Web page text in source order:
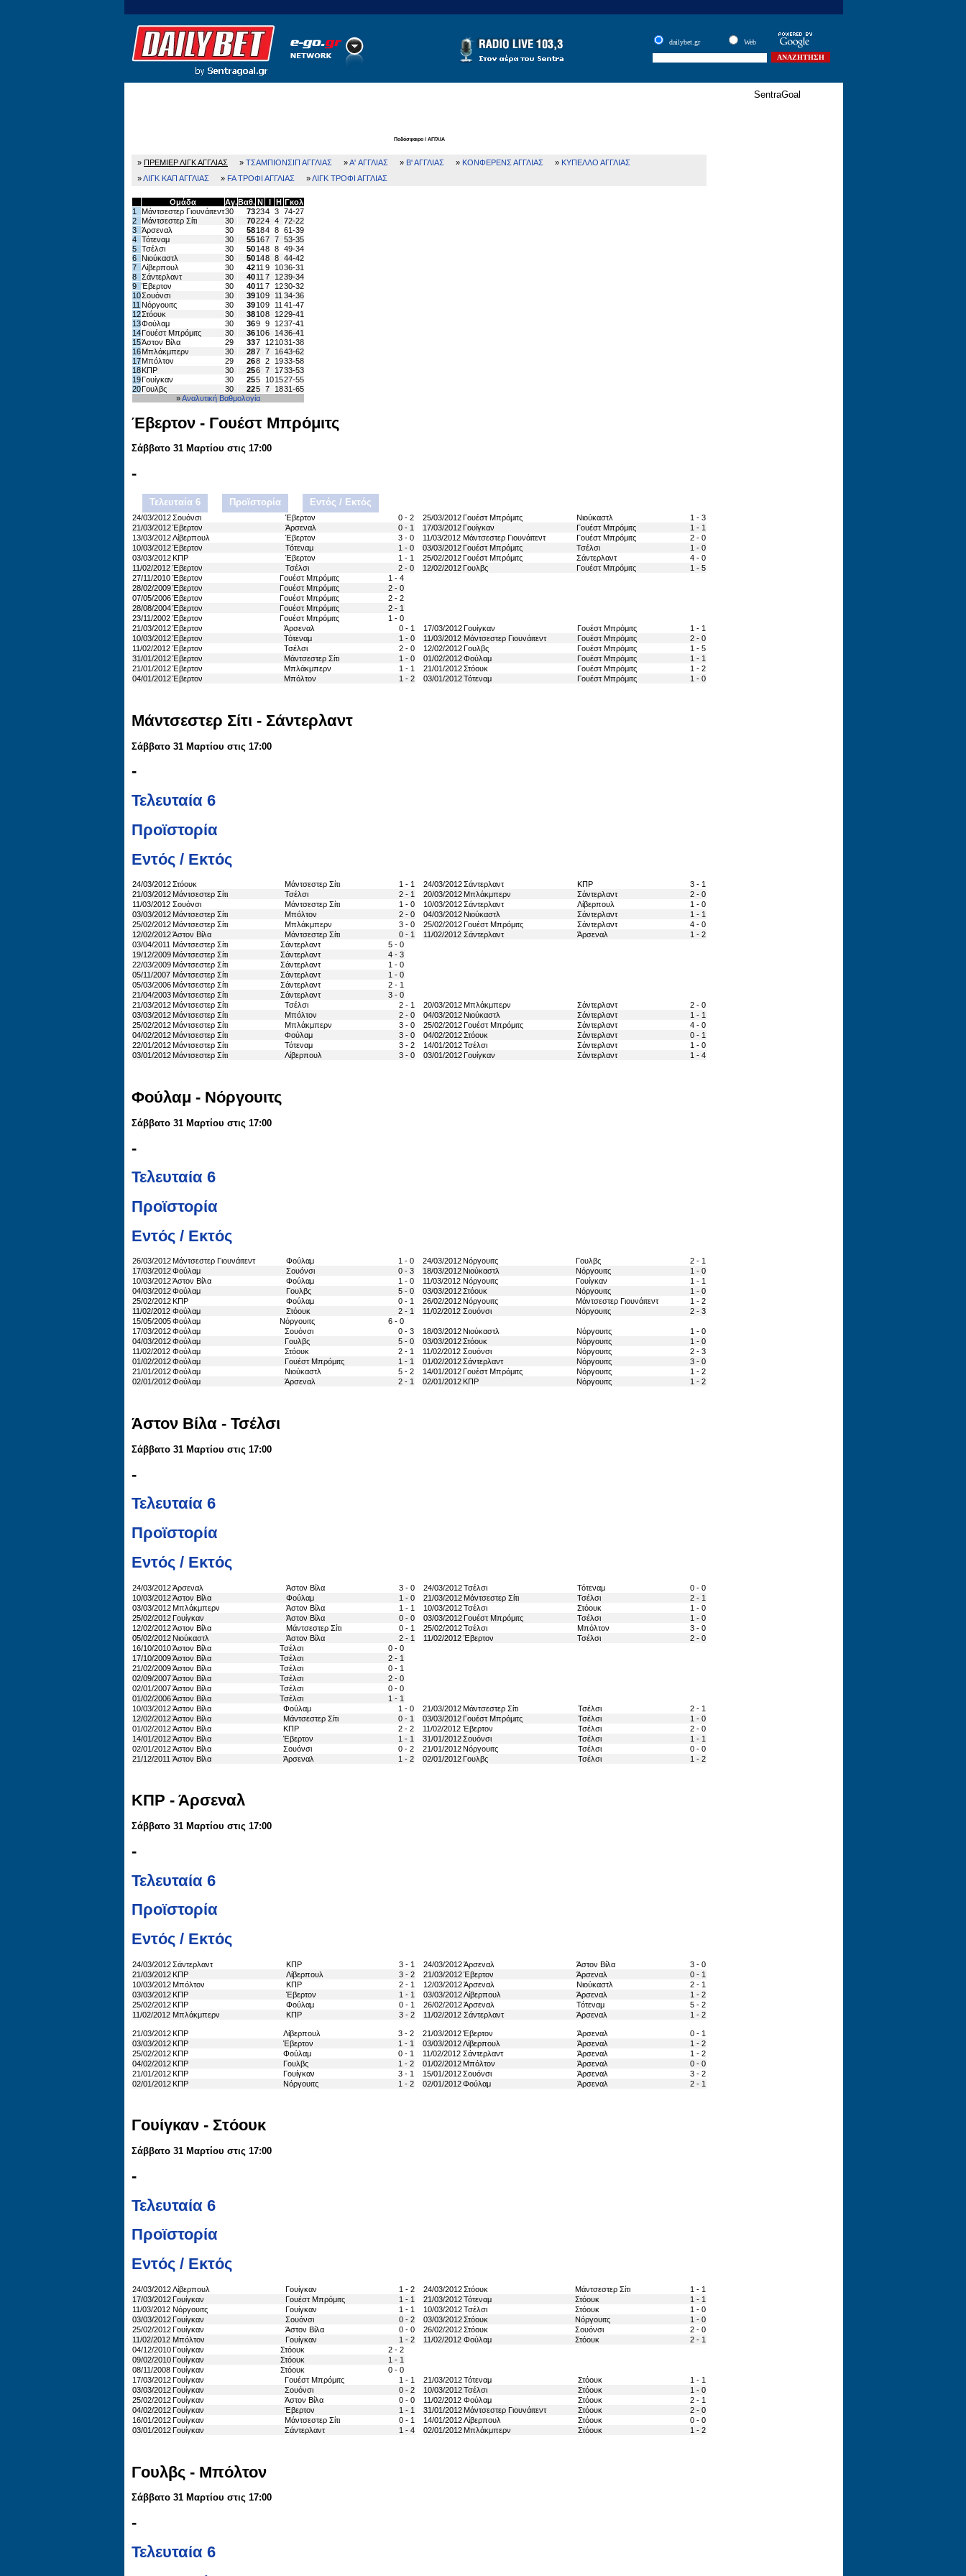
dailybet.gr Web
SentraGoal
Ποδόσφαιρο / ΑΓΓΛΙΑ
» ΠΡΕΜΙΕΡ ΛΙΓΚ ΑΓΓΛΙΑΣ » ΤΣΑΜΠΙΟΝΣΙΠ ΑΓΓΛΙΑΣ »A' ΑΓΓΛΙΑΣ » Β' ΑΓΓΛΙΑΣ » ΚΟΝΦΕΡΕΝΣ ΑΓΓΛΙΑΣ » ΚΥΠΕΛΛΟ ΑΓΓΛΙΑΣ
»ΛΙΓΚ ΚΑΠ ΑΓΓΛΙΑΣ » FA ΤΡΟΦΙ ΑΓΓΛΙΑΣ »ΛΙΓΚ ΤΡΟΦΙ ΑΓΓΛΙΑΣ
Ομάδα Αγ.Βαθ. Ν Ι Η Γκολ
1
Μάντσεστερ Γιουνάιτεντ30 73234 3 74-27
2
Μάντσεστερ Σίτι 30 70224 4 72-22
3 Άρσεναλ 30 58184 8 61-39
4 Τότεναμ 30 55167 7 53-35
5 Τσέλσι 30 50148 8 49-34
6
Νιούκαστλ 30 50148 8 44-42
7 Λίβερπουλ 30 4211 9 1036-31
8 Σάντερλαντ 30 4011 7 1239-34
9 Έβερτον 30 4011 7 1230-32
10Σουόνσι 30 39109 11 34-36
11 Νόργουιτς 30 39109 11 41-47
12Στόουκ 30 38108 1229-41
13Φούλαμ 30 369 9 1237-41
14Γουέστ Μπρόμιτς 30 36106 1436-41
15Άστον Βίλα 29 337 121031-38
16Μπλάκμπερν 30 287 7 1643-62
17Μπόλτον 29 268 2 1933-58
18ΚΠΡ 30 256 7 1733-53
19Γουίγκαν 30 255 101527-55
20Γουλβς 30 225 7 1831-65
»Αναλυτική Βαθμολογία
Έβερτον - Γουέστ Μπρόμιτς
Σάββατο 31 Μαρτίου στις 17:00
-
Τελευταία 6 Προϊστορία Εντός / Εκτός
24/03/2012Σουόνσι Έβερτον
0 - 2
21/03/2012Έβερτον Άρσεναλ
0 - 1
13/03/2012Λίβερπουλ Έβερτον
3 - 0
10/03/2012Έβερτον Τότεναμ
1 - 0
03/03/2012ΚΠΡ Έβερτον
1 - 1
11/02/2012 Έβερτον Τσέλσι 2 - 0
25/03/2012Γουέστ Μπρόμιτς Νιούκαστλ
1 - 3
17/03/2012 Γουίγκαν Γουέστ Μπρόμιτς
1 - 1
11/03/2012 Μάντσεστερ Γιουνάιτεντ Γουέστ Μπρόμιτς
2 - 0
03/03/2012 Γουέστ Μπρόμιτς Τσέλσι
1 - 0
25/02/2012Γουέστ Μπρόμιτς Σάντερλαντ
4 - 0
12/02/2012 Γουλβς Γουέστ Μπρόμιτς
1 - 5
27/11/2010 Έβερτον Γουέστ Μπρόμιτς
1 - 4
28/02/2009Έβερτον Γουέστ Μπρόμιτς
2 - 0
07/05/2006Έβερτον Γουέστ Μπρόμιτς
2 - 2
28/08/2004Έβερτον Γουέστ Μπρόμιτς
2 - 1
23/11/2002 Έβερτον Γουέστ Μπρόμιτς
1 - 0
21/03/2012Έβερτον Άρσεναλ
0 - 1
10/03/2012Έβερτον Τότεναμ
1 - 0
11/02/2012 Έβερτον Τσέλσι
2 - 0
31/01/2012Έβερτον Μάντσεστερ Σίτι
1 - 0
21/01/2012Έβερτον Μπλάκμπερν
1 - 1
04/01/2012Έβερτον Μπόλτον 1 - 2
17/03/2012Γουίγκαν Γουέστ Μπρόμιτς
1 - 1
11/03/2012 Μάντσεστερ Γιουνάιτεντ Γουέστ Μπρόμιτς
2 - 0
12/02/2012Γουλβς Γουέστ Μπρόμιτς
1 - 5
01/02/2012Φούλαμ Γουέστ Μπρόμιτς
1 - 1
21/01/2012Στόουκ Γουέστ Μπρόμιτς
1 - 2
03/01/2012Τότεναμ Γουέστ Μπρόμιτς 1 - 0
Μάντσεστερ Σίτι - Σάντερλαντ
Σάββατο 31 Μαρτίου στις 17:00
-
Τελευταία 6
Προϊστορία
Εντός / Εκτός
24/03/2012Στόουκ Μάντσεστερ Σίτι
1 - 1
21/03/2012 Μάντσεστερ Σίτι Τσέλσι
2 - 1
11/03/2012 Σουόνσι Μάντσεστερ Σίτι
1 - 0
03/03/2012 Μάντσεστερ Σίτι Μπόλτον
2 - 0
25/02/2012 Μάντσεστερ Σίτι Μπλάκμπερν
3 - 0
12/02/2012Άστον Βίλα Μάντσεστερ Σίτι 0 - 1
24/03/2012Σάντερλαντ ΚΠΡ
3 - 1
20/03/2012 Μπλάκμπερν Σάντερλαντ
2 - 0
10/03/2012Σάντερλαντ Λίβερπουλ
1 - 0
04/03/2012 Νιούκαστλ Σάντερλαντ
1 - 1
25/02/2012 Γουέστ Μπρόμιτς Σάντερλαντ
4 - 0
11/02/2012 Σάντερλαντ Άρσεναλ
1 - 2
03/04/2011 Μάντσεστερ Σίτι Σάντερλαντ
5 - 0
19/12/2009 Μάντσεστερ Σίτι Σάντερλαντ
4 - 3
22/03/2009 Μάντσεστερ Σίτι Σάντερλαντ
1 - 0
05/11/2007 Μάντσεστερ Σίτι Σάντερλαντ
1 - 0
05/03/2006 Μάντσεστερ Σίτι Σάντερλαντ
2 - 1
21/04/2003 Μάντσεστερ Σίτι Σάντερλαντ
3 - 0
21/03/2012 Μάντσεστερ Σίτι Τσέλσι
2 - 1
03/03/2012 Μάντσεστερ Σίτι Μπόλτον
2 - 0
25/02/2012 Μάντσεστερ Σίτι Μπλάκμπερν
3 - 0
04/02/2012 Μάντσεστερ Σίτι Φούλαμ
3 - 0
22/01/2012 Μάντσεστερ Σίτι Τότεναμ
3 - 2
03/01/2012 Μάντσεστερ Σίτι Λίβερπουλ 3 - 0
20/03/2012 Μπλάκμπερν Σάντερλαντ
2 - 0
04/03/2012 Νιούκαστλ Σάντερλαντ
1 - 1
25/02/2012 Γουέστ Μπρόμιτς Σάντερλαντ
4 - 0
04/02/2012Στόουκ Σάντερλαντ
0 - 1
14/01/2012Τσέλσι Σάντερλαντ
1 - 0
03/01/2012 Γουίγκαν Σάντερλαντ 1 - 4
Φούλαμ - Νόργουιτς
Σάββατο 31 Μαρτίου στις 17:00
-
Τελευταία 6
Προϊστορία
Εντός / Εκτός
26/03/2012 Μάντσεστερ Γιουνάιτεντ Φούλαμ
1 - 0
17/03/2012Φούλαμ Σουόνσι
0 - 3
10/03/2012Άστον Βίλα Φούλαμ
1 - 0
04/03/2012Φούλαμ Γουλβς
5 - 0
25/02/2012 ΚΠΡ Φούλαμ
0 - 1
11/02/2012 Φούλαμ Στόουκ 2 - 1
24/03/2012 Νόργουιτς Γουλβς
2 - 1
18/03/2012 Νιούκαστλ Νόργουιτς
1 - 0
11/03/2012 Νόργουιτς Γουίγκαν
1 - 1
03/03/2012Στόουκ Νόργουιτς
1 - 0
26/02/2012 Νόργουιτς Μάντσεστερ Γιουνάιτεντ
1 - 2
11/02/2012 Σουόνσι Νόργουιτς
2 - 3
15/05/2005Φούλαμ Νόργουιτς
6 - 0
17/03/2012Φούλαμ Σουόνσι
0 - 3
04/03/2012Φούλαμ Γουλβς
5 - 0
11/02/2012 Φούλαμ Στόουκ
2 - 1
01/02/2012Φούλαμ Γουέστ Μπρόμιτς
1 - 1
21/01/2012Φούλαμ Νιούκαστλ
5 - 2
02/01/2012Φούλαμ Άρσεναλ 2 - 1
18/03/2012 Νιούκαστλ Νόργουιτς
1 - 0
03/03/2012Στόουκ Νόργουιτς
1 - 0
11/02/2012 Σουόνσι Νόργουιτς
2 - 3
01/02/2012Σάντερλαντ Νόργουιτς
3 - 0
14/01/2012 Γουέστ Μπρόμιτς Νόργουιτς
1 - 2
02/01/2012 ΚΠΡ Νόργουιτς 1 - 2
Άστον Βίλα - Τσέλσι
Σάββατο 31 Μαρτίου στις 17:00
-
Τελευταία 6
Προϊστορία
Εντός / Εκτός
24/03/2012Άρσεναλ Άστον Βίλα
3 - 0
10/03/2012Άστον Βίλα Φούλαμ
1 - 0
03/03/2012Μπλάκμπερν Άστον Βίλα
1 - 1
25/02/2012 Γουίγκαν Άστον Βίλα
0 - 0
12/02/2012Άστον Βίλα Μάντσεστερ Σίτι
0 - 1
05/02/2012 Νιούκαστλ Άστον Βίλα 2 - 1
24/03/2012Τσέλσι Τότεναμ
0 - 0
21/03/2012 Μάντσεστερ Σίτι Τσέλσι
2 - 1
10/03/2012Τσέλσι Στόουκ
1 - 0
03/03/2012 Γουέστ Μπρόμιτς Τσέλσι
1 - 0
25/02/2012Τσέλσι Μπόλτον
3 - 0
11/02/2012 Έβερτον Τσέλσι
2 - 0
16/10/2010Άστον Βίλα Τσέλσι
0 - 0
17/10/2009Άστον Βίλα Τσέλσι
2 - 1
21/02/2009Άστον Βίλα Τσέλσι
0 - 1
02/09/2007Άστον Βίλα Τσέλσι
2 - 0
02/01/2007Άστον Βίλα Τσέλσι
0 - 0
01/02/2006Άστον Βίλα Τσέλσι
1 - 1
10/03/2012Άστον Βίλα Φούλαμ
1 - 0
12/02/2012Άστον Βίλα Μάντσεστερ Σίτι
0 - 1
01/02/2012Άστον Βίλα ΚΠΡ
2 - 2
14/01/2012Άστον Βίλα Έβερτον
1 - 1
02/01/2012Άστον Βίλα Σουόνσι
0 - 2
21/12/2011 Άστον Βίλα Άρσεναλ 1 - 2
21/03/2012Μάντσεστερ Σίτι Τσέλσι
2 - 1
03/03/2012 Γουέστ Μπρόμιτς Τσέλσι
1 - 0
11/02/2012 Έβερτον Τσέλσι
2 - 0
31/01/2012Σουόνσι Τσέλσι
1 - 1
21/01/2012Νόργουιτς Τσέλσι
0 - 0
02/01/2012 Γουλβς Τσέλσι 1 - 2
ΚΠΡ - Άρσεναλ
Σάββατο 31 Μαρτίου στις 17:00
-
Τελευταία 6
Προϊστορία
Εντός / Εκτός
24/03/2012Σάντερλαντ ΚΠΡ
3 - 1
21/03/2012 ΚΠΡ Λίβερπουλ
3 - 2
10/03/2012Μπόλτον ΚΠΡ
2 - 1
03/03/2012 ΚΠΡ Έβερτον
1 - 1
25/02/2012ΚΠΡ Φούλαμ
0 - 1
11/02/2012 Μπλάκμπερν ΚΠΡ 3 - 2
24/03/2012Άρσεναλ Άστον Βίλα
3 - 0
21/03/2012Έβερτον Άρσεναλ
0 - 1
12/03/2012Άρσεναλ Νιούκαστλ
2 - 1
03/03/2012Λίβερπουλ Άρσεναλ
1 - 2
26/02/2012Άρσεναλ Τότεναμ
5 - 2
11/02/2012 Σάντερλαντ Άρσεναλ 1 - 2
21/03/2012ΚΠΡ Λίβερπουλ
3 - 2
03/03/2012 ΚΠΡ Έβερτον
1 - 1
25/02/2012ΚΠΡ Φούλαμ
0 - 1
04/02/2012 ΚΠΡ Γουλβς
1 - 2
21/01/2012ΚΠΡ Γουίγκαν
3 - 1
02/01/2012 ΚΠΡ Νόργουιτς 1 - 2
21/03/2012Έβερτον Άρσεναλ
0 - 1
03/03/2012Λίβερπουλ Άρσεναλ
1 - 2
11/02/2012 Σάντερλαντ Άρσεναλ
1 - 2
01/02/2012 Μπόλτον Άρσεναλ
0 - 0
15/01/2012Σουόνσι Άρσεναλ
3 - 2
02/01/2012Φούλαμ Άρσεναλ 2 - 1
Γουίγκαν - Στόουκ
Σάββατο 31 Μαρτίου στις 17:00
-
Τελευταία 6
Προϊστορία
Εντός / Εκτός
24/03/2012Λίβερπουλ Γουίγκαν
1 - 2
17/03/2012 Γουίγκαν Γουέστ Μπρόμιτς
1 - 1
11/03/2012 Νόργουιτς Γουίγκαν
1 - 1
03/03/2012 Γουίγκαν Σουόνσι
0 - 2
25/02/2012Γουίγκαν Άστον Βίλα
0 - 0
11/02/2012 Μπόλτον Γουίγκαν 1 - 2
24/03/2012Στόουκ Μάντσεστερ Σίτι
1 - 1
21/03/2012Τότεναμ Στόουκ
1 - 1
10/03/2012Τσέλσι Στόουκ
1 - 0
03/03/2012Στόουκ Νόργουιτς
1 - 0
26/02/2012Στόουκ Σουόνσι
2 - 0
11/02/2012 Φούλαμ Στόουκ
2 - 1
04/12/2010Γουίγκαν Στόουκ
2 - 2
09/02/2010 Γουίγκαν Στόουκ
1 - 1
08/11/2008 Γουίγκαν Στόουκ
0 - 0
17/03/2012Γουίγκαν Γουέστ Μπρόμιτς
1 - 1
03/03/2012 Γουίγκαν Σουόνσι
0 - 2
25/02/2012Γουίγκαν Άστον Βίλα
0 - 0
04/02/2012 Γουίγκαν Έβερτον
1 - 1
16/01/2012Γουίγκαν Μάντσεστερ Σίτι
0 - 1
03/01/2012 Γουίγκαν Σάντερλαντ 1 - 4
21/03/2012Τότεναμ Στόουκ
1 - 1
10/03/2012Τσέλσι Στόουκ
1 - 0
11/02/2012 Φούλαμ Στόουκ
2 - 1
31/01/2012 Μάντσεστερ Γιουνάιτεντ Στόουκ
2 - 0
14/01/2012Λίβερπουλ Στόουκ
0 - 0
02/01/2012 Μπλάκμπερν Στόουκ 1 - 2
Γουλβς - Μπόλτον
Σάββατο 31 Μαρτίου στις 17:00
-
Τελευταία 6